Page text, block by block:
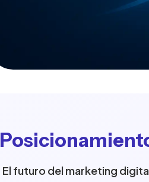
El futuro del marketing